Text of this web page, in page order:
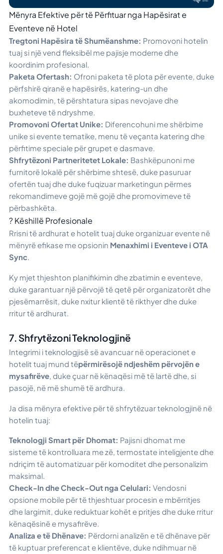
Mënyra Efektive për të Përfituar nga Hapësirat e
Eventeve në Hotel
Tregtoni Hapësira të Shumëanshme: Promovoni hotelin
tuaj si një vend fleksibël me pajisje moderne dhe
koordinim profesional.
Paketa Ofertash: Ofroni paketa të plota për evente, duke
përfshirë qiranë e hapësirës, katering-un dhe
akomodimin, të përshtatura sipas nevojave dhe
buxheteve të ndryshme.
Promovoni Ofertat Unike: Diferencohuni me shërbime
unike si evente tematike, menu të veçanta katering dhe
përfitime speciale për grupet e dasmave.
Shfrytëzoni Partneritetet Lokale: Bashkëpunoni me
furnitorë lokalë për shërbime shtesë, duke pasuruar
ofertën tuaj dhe duke fuqizuar marketingun përmes
rekomandimeve gojë më gojë dhe promovimeve të
përbashkëta.
? Këshillë Profesionale
Rrisni të ardhurat e hotelit tuaj duke organizuar evente në
mënyrë efikase me opsionin Menaxhimi i Eventeve i OTA
Sync.
Ky mjet thjeshton planifikimin dhe zbatimin e eventeve,
duke garantuar një përvojë të qetë për organizatorët dhe
pjesëmarrësit, duke nxitur klientë të rikthyer dhe duke
rritur të ardhurat.
7. Shfrytëzoni Teknologjinë
Integrimi i teknologjisë së avancuar në operacionet e
hotelit tuaj mund tëpërmirësojë ndjeshëm përvojën e
mysafirëve, duke çuar në kënaqësi më të lartë dhe, si
pasojë, në më shumë të ardhura.
Ja disa mënyra efektive për të shfrytëzuar teknologjinë në
hotelin tuaj:
Teknologji Smart për Dhomat: Pajisni dhomat me
sisteme të kontrolluara me zë, termostate inteligjente dhe
ndriçim të automatizuar për komoditet dhe personalizim
maksimal.
Check-In dhe Check-Out nga Celulari: Vendosni
opsione mobile për të thjeshtuar procesin e mbërritjes
dhe largimit, duke reduktuar kohët e pritjes dhe duke rritur
kënaqësinë e mysafirëve.
Analiza e të Dhënave: Përdorni analizën e të dhënave për
të kuptuar preferencat e klientëve, duke ndihmuar në